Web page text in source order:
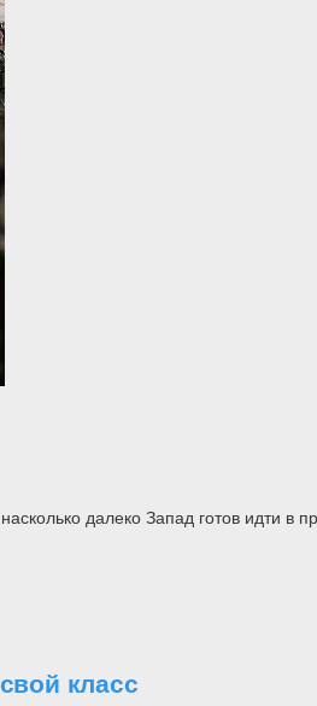
далеко Запад готов идти в
класс